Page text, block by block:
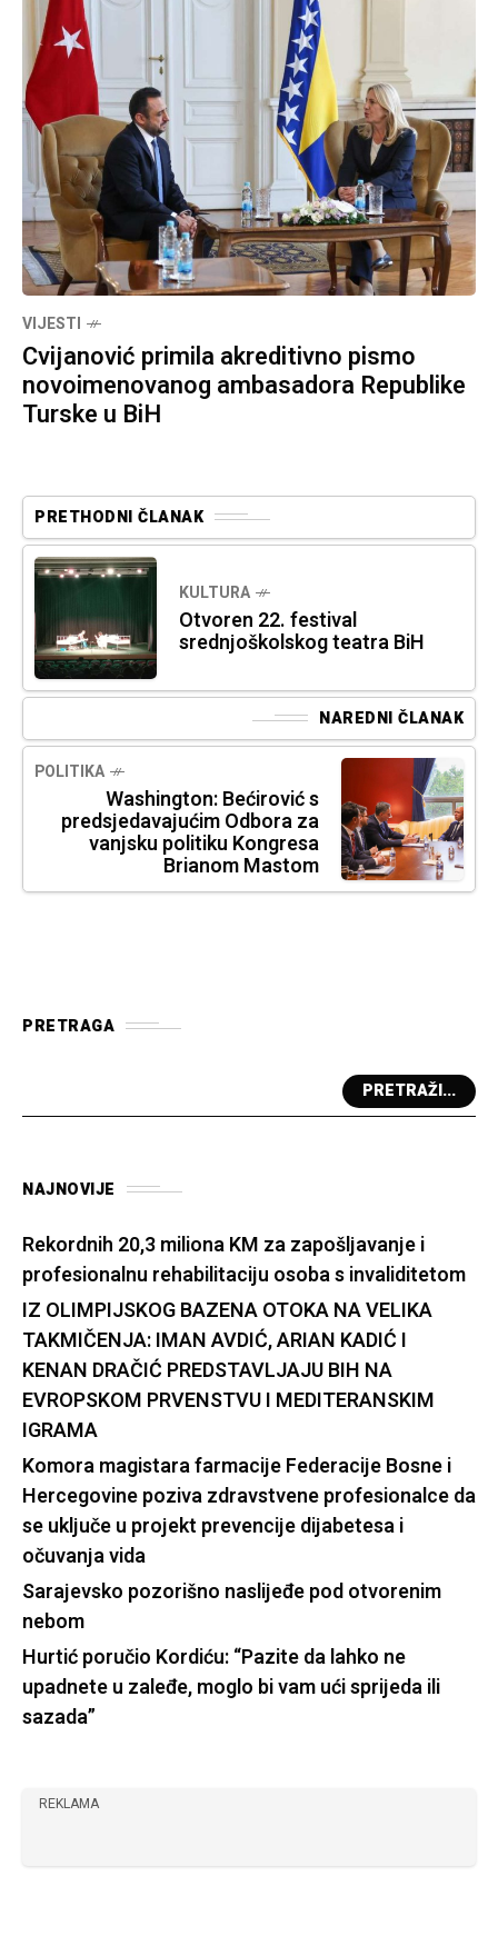
VIJESTI
Cvijanović primila akreditivno pismo
novoimenovanog ambasadora Republike
Turske u BiH
PRETHODNI ČLANAK
KULTURA
Otvoren 22. festival
srednjoškolskog teatra BiH
NAREDNI ČLANAK
POLITIKA
Washington: Bećirović s
predsjedavajućim Odbora za
vanjsku politiku Kongresa
Brianom Mastom
PRETRAGA
PRETRAŽI...
NAJNOVIJE
Rekordnih 20,3 miliona KM za zapošljavanje i
profesionalnu rehabilitaciju osoba s invaliditetom
IZ OLIMPIJSKOG BAZENA OTOKA NA VELIKA
TAKMIČENJA: IMAN AVDIĆ, ARIAN KADIĆ I
KENAN DRAČIĆ PREDSTAVLJAJU BIH NA
EVROPSKOM PRVENSTVU I MEDITERANSKIM
IGRAMA
Komora magistara farmacije Federacije Bosne i
Hercegovine poziva zdravstvene profesionalce da
se uključe u projekt prevencije dijabetesa i
očuvanja vida
Sarajevsko pozorišno naslijeđe pod otvorenim
nebom
Hurtić poručio Kordiću: “Pazite da lahko ne
upadnete u zaleđe, moglo bi vam ući sprijeda ili
sazada”
REKLAMA